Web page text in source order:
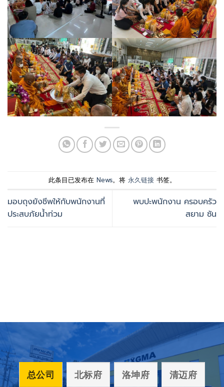
此条目已发布在 News。将 永久链接书签。
มอบถุงยังชีพให้กับพนักงานที่
ประสบภัยน้ำท่วม
พบปะพนักงาน ครอบครัว
สยาม ซัน
总公司 北标府 洛坤府 清迈府